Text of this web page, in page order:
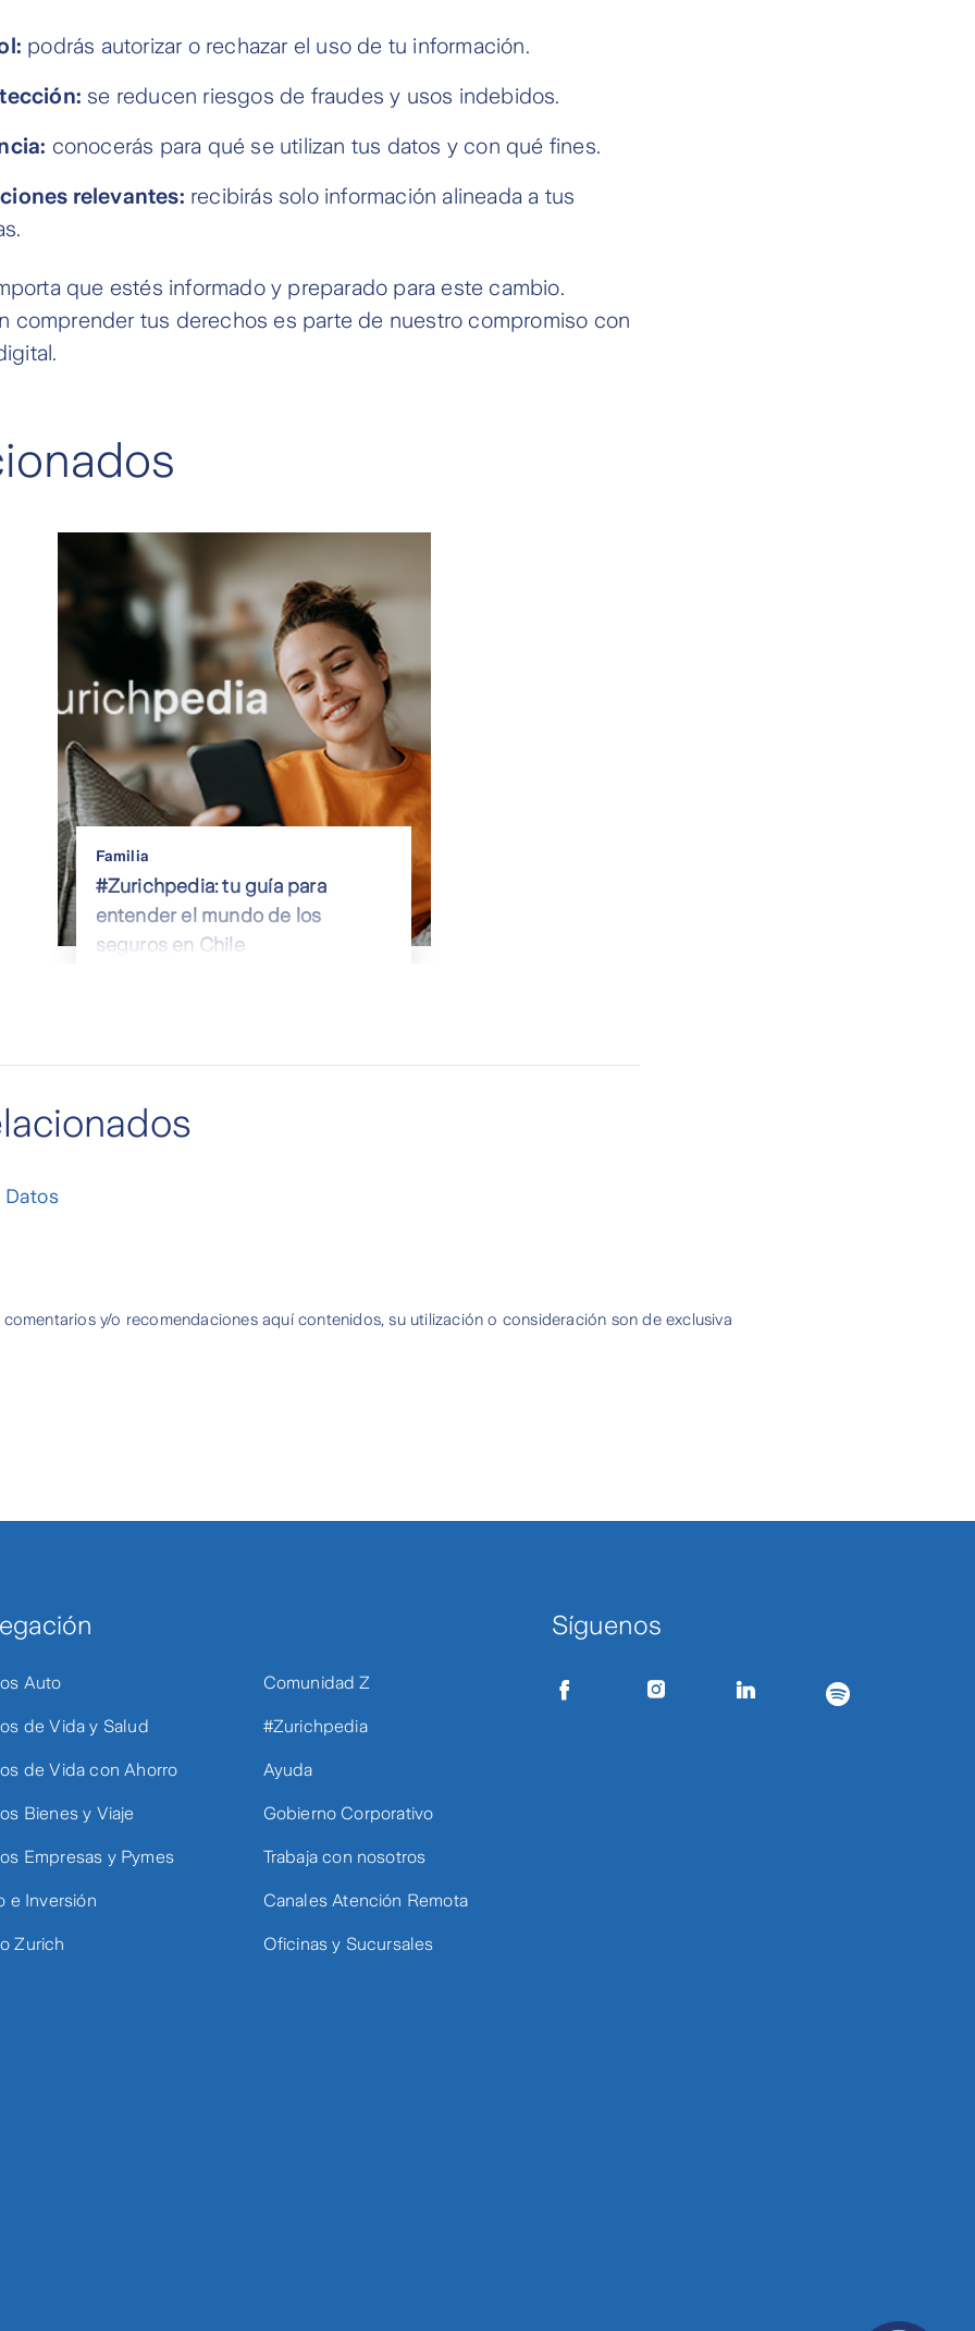
podrás autorizar o rechazar el uso de tu información.
se reducen riesgos de fraudes y usos indebidos.
conocerás para qué se utilizan tus datos y con qué fines.
relevantes: recibirás solo información alineada a tus
que estés informado y preparado para este cambio.
comprender tus derechos es parte de nuestro compromiso con
Familia
#Zurichpedia: tu guía para
entender el mundo de los
seguros en Chile
Datos
y/o recomendaciones aquí contenidos, su utilización o consideración son de exclusiva
Auto
de Vida y Salud
de Vida con Ahorro
Bienes y Viaje
Empresas y Pymes
e Inversión
Zurich
Comunidad Z
#Zurichpedia
Ayuda
Gobierno Corporativo
Trabaja con nosotros
Canales Atención Remota
Oficinas y Sucursales
Síguenos